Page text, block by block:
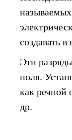
создавать
Эти
поля.
как речной
др.